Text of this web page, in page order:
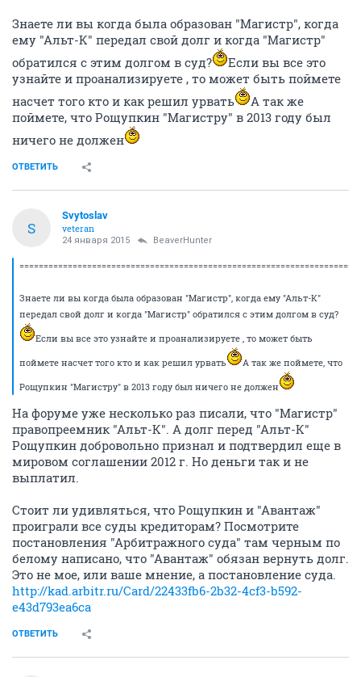
Знаете ли вы когда была образован "Магистр", когда
ему "Альт-К" передал свой долг и когда "Магистр"
обратился с этим долгом в суд?
Если вы все это
узнайте и проанализируете , то может быть поймете
насчет того кто и как решил урвать
А так же
поймете, что Рощупкин "Магистру" в 2013 году был
ничего не должен
ОТВЕТИТЬ
S
Svytoslav
veteran
24 января 2015 BeaverHunter
======================================================================
Знаете ли вы когда была образован "Магистр", когда ему "Альт-К"
передал свой долг и когда "Магистр" обратился с этим долгом в суд?
Если вы все это узнайте и проанализируете , то может быть
поймете насчет того кто и как решил урвать
А так же поймете, что
Рощупкин "Магистру" в 2013 году был ничего не должен
На форуме уже несколько раз писали, что "Магистр"
правопреемник "Альт-К". А долг перед "Альт-К"
Рощупкин добровольно признал и подтвердил еще в
мировом соглашении 2012 г. Но деньги так и не
выплатил.
Стоит ли удивляться, что Рощупкин и "Авантаж"
проиграли все суды кредиторам? Посмотрите
постановления "Арбитражного суда" там черным по
белому написано, что "Авантаж" обязан вернуть долг.
Это не мое, или ваше мнение, а постановление суда.
http://kad.arbitr.ru/Card/22433fb6-2b32-4cf3-b592-
e43d793ea6ca
ОТВЕТИТЬ